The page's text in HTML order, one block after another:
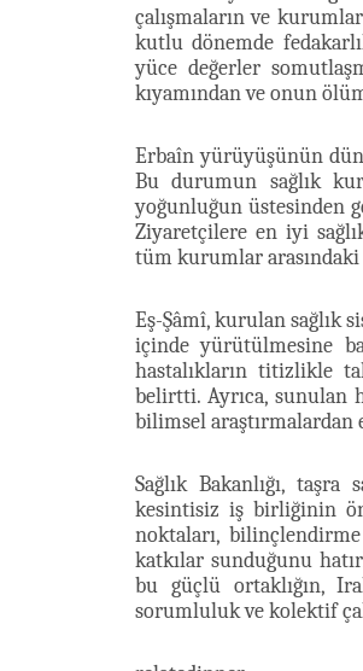
çalışmaların ve
kutlu dönemde
yüce değerler
kıyamından ve onun
Erbaîn yürüyüşünün
Bu durumun sağlık
yoğunluğun üstesinden
Ziyaretçilere en iyi
tüm kurumlar arasındaki
Eş-Şâmî, kurulan sağlık
içinde yürütülmesine
hastalıkların titizlikle
belirtti. Ayrıca, sunulan
bilimsel araştırmalardan
Sağlık Bakanlığı,
kesintisiz iş birliğinin
noktaları,
katkılar sunduğunu
bu güçlü ortaklığın,
sorumluluk ve kolektif